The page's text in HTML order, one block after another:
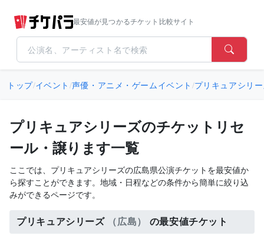
最安値が見つかるチケット比較サイト
トップ/イベント /声優・アニメ・ゲームイベント /プリキュアシリ
プリキュアシリーズのチケットリセ
ール・譲ります一覧
ここでは、プリキュアシリーズの広島県公演チケットを最安値か
ら探すことができます。地域・日程などの条件から簡単に絞り込
みができるページです。
プリキュアシリーズ （広島） の最安値チケット